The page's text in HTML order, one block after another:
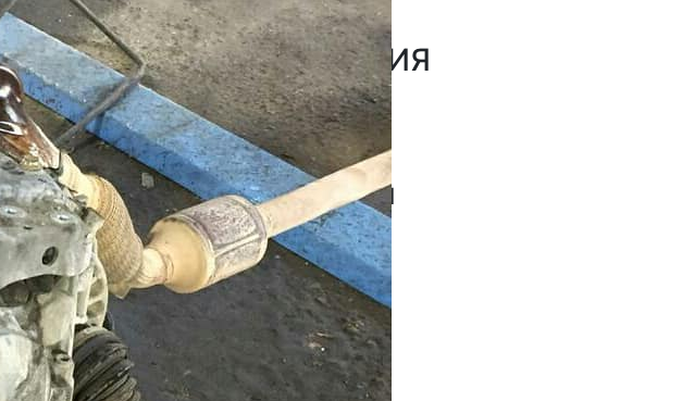
СРОК ИСПОЛНЕНИЯ
от 3 дней
стоимость работы
от 60 000 руб.
заказать похожую услугу